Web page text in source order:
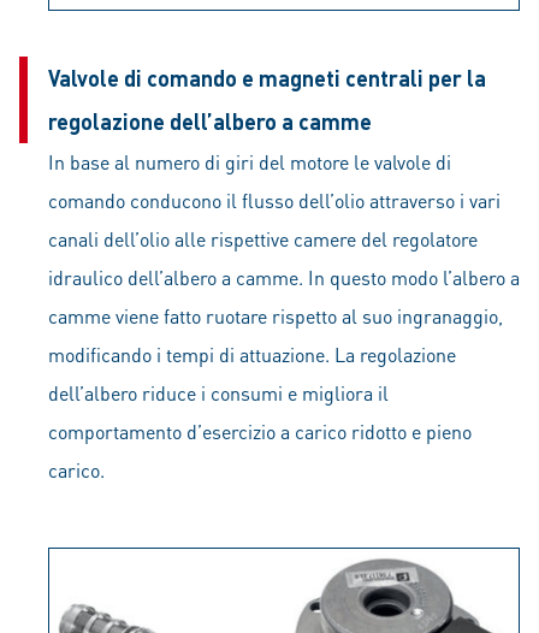
Valvole di comando e magneti centrali per la
regolazione dell’albero a camme
In base al numero di giri del motore le valvole di
comando conducono il flusso dell’olio attraverso i vari
canali dell’olio alle rispettive camere del regolatore
idraulico dell’albero a camme. In questo modo l’albero a
camme viene fatto ruotare rispetto al suo ingranaggio,
modificando i tempi di attuazione. La regolazione
dell’albero riduce i consumi e migliora il
comportamento d’esercizio a carico ridotto e pieno
carico.